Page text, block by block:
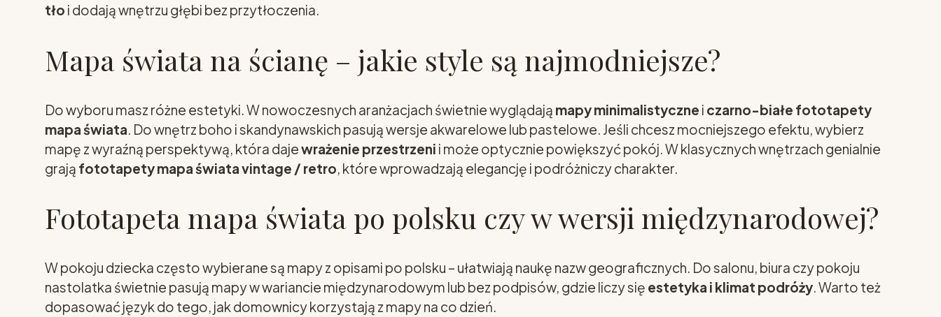
tło i dodają wnętrzu głębi bez przytłoczenia.
Mapa świata na ścianę – jakie style są najmodniejsze?
Do wyboru masz różne estetyki. W nowoczesnych aranżacjach świetnie wyglądają mapy minimalistyczne i czarno-białe fototapety
mapa świata. Do wnętrz boho i skandynawskich pasują wersje akwarelowe lub pastelowe. Jeśli chcesz mocniejszego efektu, wybierz
mapę z wyraźną perspektywą, która dajewrażenie przestrzeni i może optycznie powiększyć pokój. W klasycznych wnętrzach genialnie
grają fototapety mapa świata vintage / retro, które wprowadzają elegancję i podróżniczy charakter.
Fototapeta mapa świata po polsku czy w wersji międzynarodowej?
W pokoju dziecka często wybierane są mapy z opisami po polsku – ułatwiają naukę nazw geograficznych. Do salonu, biura czy pokoju
nastolatka świetnie pasują mapy w wariancie międzynarodowym lub bez podpisów, gdzie liczy się estetyka i klimat podróży. Warto też
dopasować język do tego, jak domownicy korzystają z mapy na co dzień.